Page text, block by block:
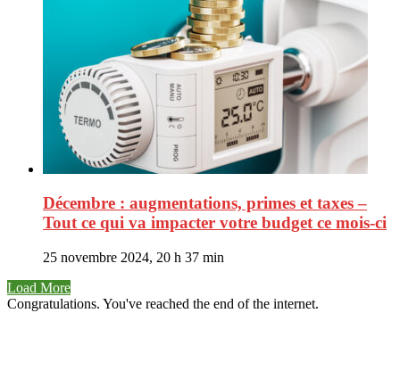
Décembre : augmentations, primes et taxes –
Tout ce qui va impacter votre budget ce mois-ci
25 novembre 2024, 20 h 37 min
Load More
Congratulations. You've reached the end of the internet.